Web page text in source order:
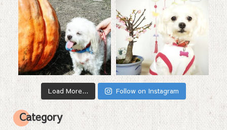
Load More... Follow on Instagram
Category